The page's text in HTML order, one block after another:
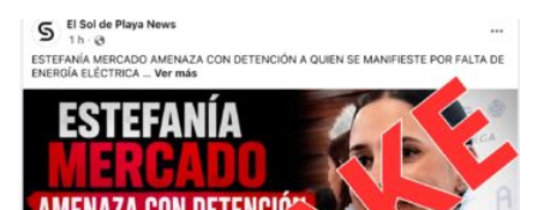
Derecho por la Escuela Superior de Leyes,
pero cuya
cédula profesional apenasfue entregada en 2021,
durante el proceso electoral. Por lo anterior,antes de las
elecciones, la hoy diputada no podría llamarse a sí
misma como abogada.